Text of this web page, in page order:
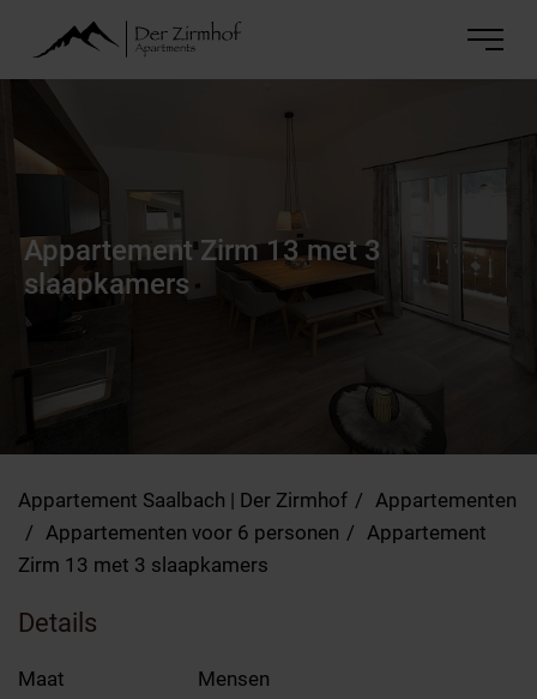
Appartement Zirm 13 met 3
slaapkamers
Appartement Saalbach | Der Zirmhof
Appartementen
Appartementen voor 6 personen
Appartement
Zirm 13 met 3 slaapkamers
Details
Maat Mensen